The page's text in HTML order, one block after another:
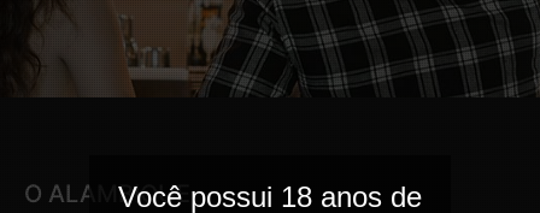
O ALAMBIQUEVocê possui 18 anos de